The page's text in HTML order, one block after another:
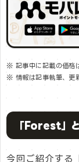
※ 記事中に記載の価格
※ 情報は記事執筆、更
「Forest」
今回ご紹介する